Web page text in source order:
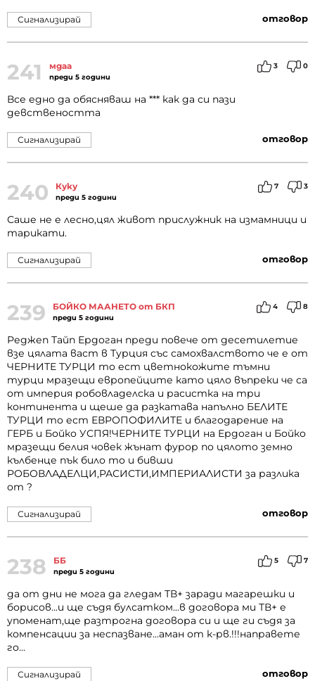
отговор
Сигнализирай
241 мдаа
преди 5 години
3 0
Все едно да обясняваш на *** как да си пази
девствеността
отговор
Сигнализирай
240 Куку
преди 5 години
7 3
Саше не е лесно,цял живот прислужник на измамници и
тарикати.
отговор
Сигнализирай
239 БОЙКО МААНЕТО от БКП
преди 5 години
4 8
Реджеп Тайп Ердоган преди повече от десетилетие
взе цялата васт в Турция със самохвалството че е от
ЧЕРНИТЕ ТУРЦИ то ест цветнокожите тъмни
турци мразещи европейците като цяло въпреки че са
от империя робовладелска и расистка на три
континента и щеше да разкатава напълно БЕЛИТЕ
ТУРЦИ то ест ЕВРОПОФИЛИТЕ и благодарение на
ГЕРБ и Бойко УСПЯ!ЧЕРНИТЕ ТУРЦИ на Ердоган и Бойко
мразещи белия човек жънат фурор по цялото земно
кълбенце пък било то и бивши
РОБОВЛАДЕЛЦИ,РАСИСТИ,ИМПЕРИАЛИСТИ за разлика
от ?
отговор
Сигнализирай
238 ББ
преди 5 години
5 7
да от дни не мога да гледам ТВ+ заради магарешки и
борисов...и ще съдя булсатком...в договора ми ТВ+ е
упоменат,ще разтрогна договора си и ще ги съдя за
компенсации за неспазване...аман от к-рв.!!!направете
го...
отговор
Сигнализирай